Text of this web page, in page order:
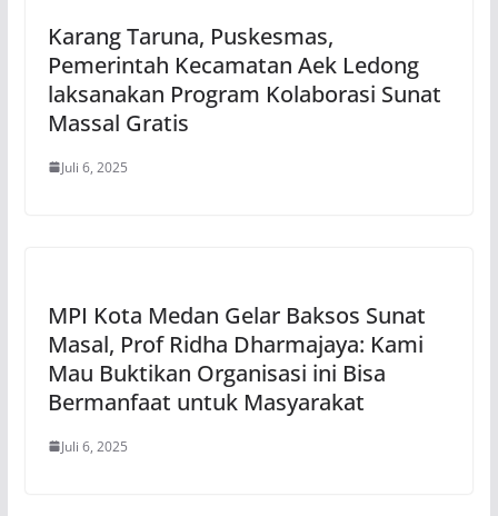
Karang Taruna, Puskesmas,
Pemerintah Kecamatan Aek Ledong
laksanakan Program Kolaborasi Sunat
Massal Gratis
Juli 6, 2025
MPI Kota Medan Gelar Baksos Sunat
Masal, Prof Ridha Dharmajaya: Kami
Mau Buktikan Organisasi ini Bisa
Bermanfaat untuk Masyarakat
Juli 6, 2025